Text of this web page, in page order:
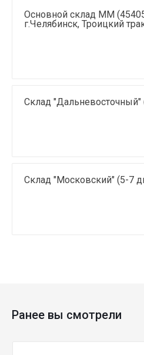
Основной склад ММ
г.Челябинск, Троицкий
Склад "Дальневосточный"
Склад "Московский" (5-7
Ранее вы смотрели